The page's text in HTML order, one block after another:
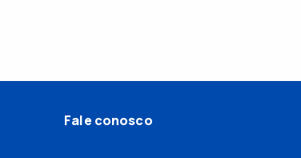
Fale conosco